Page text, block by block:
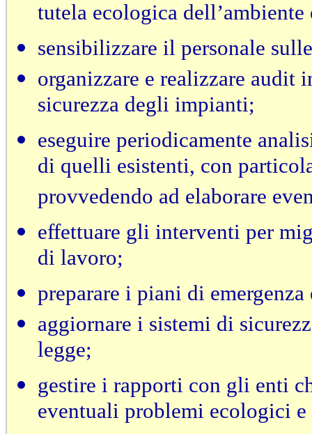
tutela ecologica dell’ambiente
sensibilizzare il personale
organizzare e realizzare
sicurezza degli impianti;
eseguire periodicamente
di quelli esistenti, con
provvedendo ad elaborare
effettuare gli interventi per
di lavoro;
preparare i piani di
aggiornare i sistemi di
legge;
gestire i rapporti con gli enti
eventuali problemi ecologici